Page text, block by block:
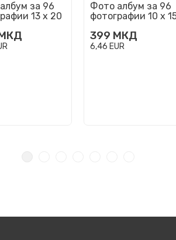
за 96
13 x 20
Фото албум за 96
фотографии 10 x
399 МКД
6,46 EUR